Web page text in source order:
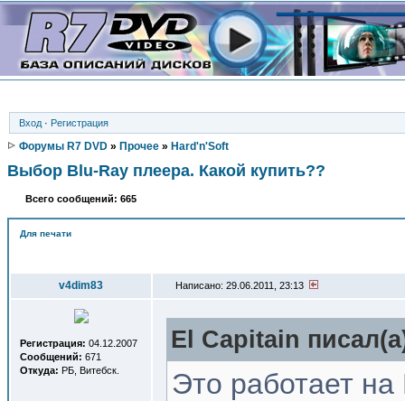
Вход · Регистрация
Форумы R7 DVD » Прочее » Hard'n'Soft
Выбор Blu-Ray плеера. Какой купить??
Всего сообщений: 665
Для печати
v4dim83 Написано: 29.06.2011, 23:13
Регистрация: 04.12.2007
Сообщений: 671
Откуда: РБ, Витебск.
El Capitain
Это работает